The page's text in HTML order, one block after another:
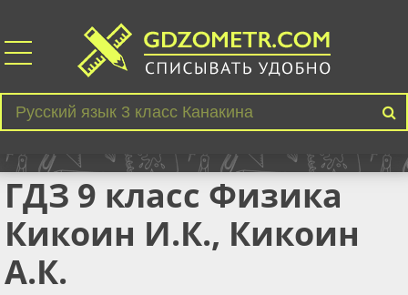
ГДЗ 9 класс Физика
Кикоин И.К., Кикоин
А.К.